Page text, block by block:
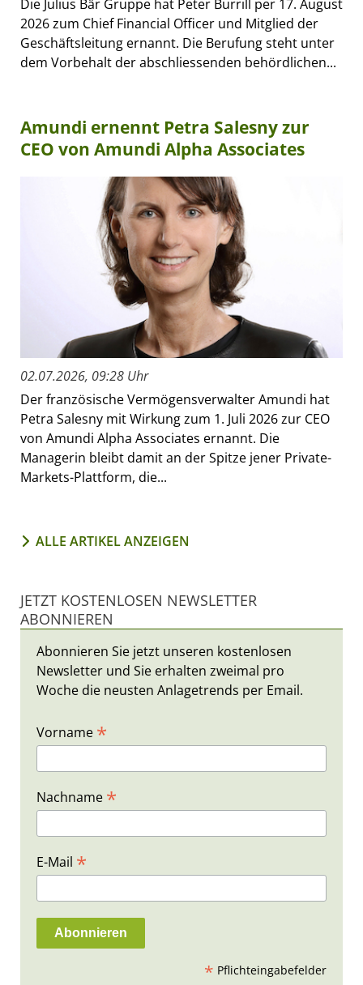
Die Julius Bär Gruppe hat Peter Burrill per 17. August
2026 zum Chief Financial Officer und Mitglied der
Geschäftsleitung ernannt. Die Berufung steht unter
dem Vorbehalt der abschliessenden behördlichen...
Amundi ernennt Petra Salesny zur
CEO von Amundi Alpha Associates
02.07.2026, 09:28 Uhr
Der französische Vermögensverwalter Amundi hat
Petra Salesny mit Wirkung zum 1. Juli 2026 zur CEO
von Amundi Alpha Associates ernannt. Die
Managerin bleibt damit an der Spitze jener Private-
Markets-Plattform, die...
ALLE ARTIKEL ANZEIGEN
JETZT KOSTENLOSEN NEWSLETTER
ABONNIEREN
Abonnieren Sie jetzt unseren kostenlosen
Newsletter und Sie erhalten zweimal pro
Woche die neusten Anlagetrends per Email.
Vorname *
Nachname *
E-Mail *
* Pflichteingabefelder